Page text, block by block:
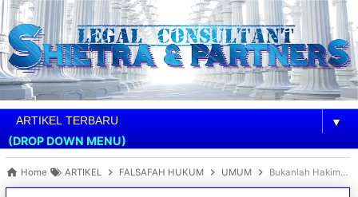
▼
(DROP DOWN MENU)
Home ARTIKEL FALSAFAH HUKUM UMUM Bukanlah Hakim Agung yang AGUNG, Namun PRESEDEN yang Patut Diagungkan oleh Hakim